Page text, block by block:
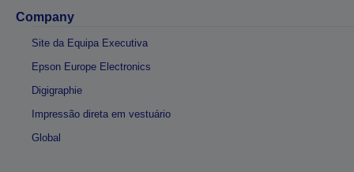
Company
Site da Equipa Executiva
Epson Europe Electronics
Digigraphie
Impressão direta em vestuário
Global